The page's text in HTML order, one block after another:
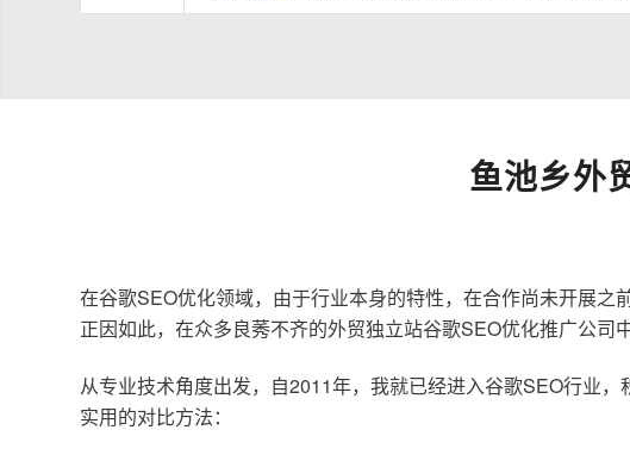
鱼池乡外
在谷歌SEO优化领域，由于行业本身的特性，在合作尚未开展之
正因如此，在众多良莠不齐的外贸独立站谷歌SEO优化推广公司
从专业技术角度出发，自2011年，我就已经进入谷歌SEO行业
实用的对比方法：